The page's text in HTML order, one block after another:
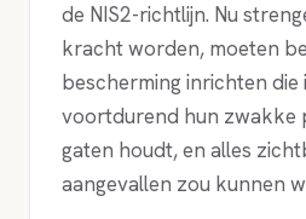
de NIS2-richtlijn. Nu
kracht worden, moeten
bescherming inrichten
voortdurend hun zwakke
gaten houdt, en alles
aangevallen zou kunnen